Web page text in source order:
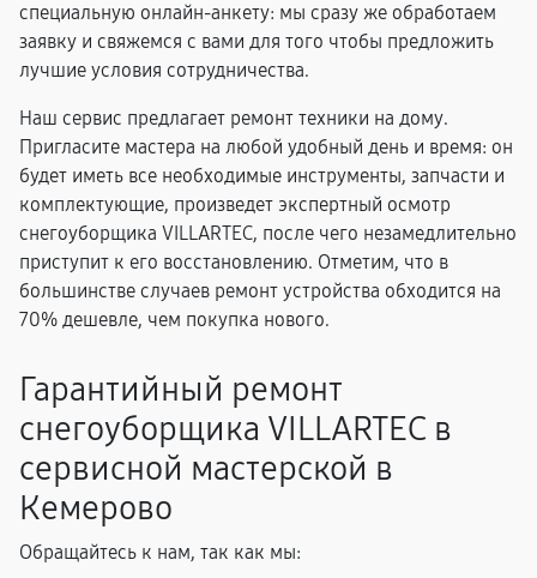
специальную онлайн-анкету: мы сразу же обработаем
заявку и свяжемся с вами для того чтобы предложить
лучшие условия сотрудничества.
Наш сервис предлагает ремонт техники на дому.
Пригласите мастера на любой удобный день и время: он
будет иметь все необходимые инструменты, запчасти и
комплектующие, произведет экспертный осмотр
снегоуборщика VILLARTEC, после чего незамедлительно
приступит к его восстановлению. Отметим, что в
большинстве случаев ремонт устройства обходится на
70% дешевле, чем покупка нового.
Гарантийный ремонт
снегоуборщика VILLARTEC в
сервисной мастерской в
Кемерово
Обращайтесь к нам, так как мы: